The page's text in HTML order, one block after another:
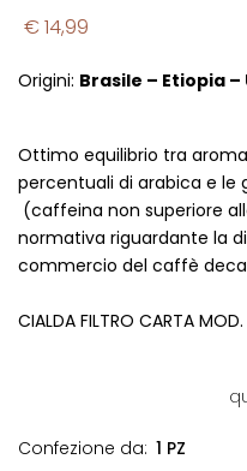
€ 14,99
Origini: Brasile – Etiopia
Ottimo equilibrio tra
percentuali di arabica e le
(caffeina non superiore
normativa riguardante la
commercio del caffè
CIALDA FILTRO CARTA
Confezione da: 1 PZ